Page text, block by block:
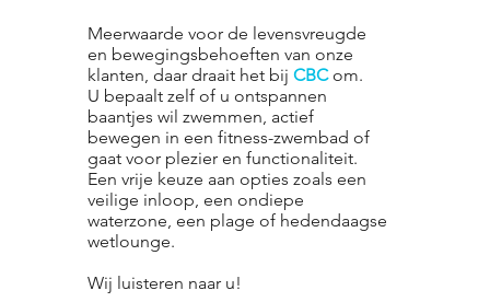
Meerwaarde voor de levensvreugde
en bewegingsbehoeften van onze
klanten, daar draait het bij CBCom.
U bepaalt zelf of u ontspannen
baantjes wil zwemmen, actief
bewegen in een fitness-zwembad of
gaat voor plezier en functionaliteit.
Een vrije keuze aan opties zoals een
veilige inloop, een ondiepe
waterzone, een plage of hedendaagse
wetlounge.
Wij luisteren naar u!